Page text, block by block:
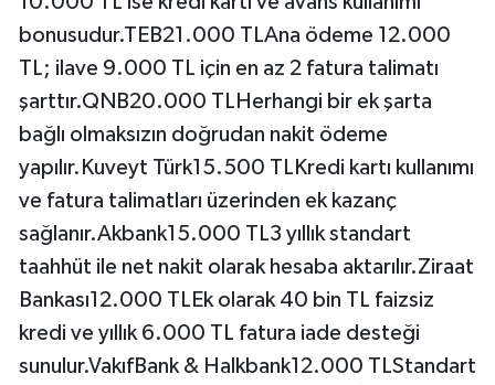
bonusudur.TEB21.000 TLAna ödeme 12.000
TL; ilave 9.000 TL için en az 2 fatura talimatı
şarttır.QNB20.000 TLHerhangi bir ek şarta
bağlı olmaksızın doğrudan nakit ödeme
yapılır.Kuveyt Türk15.500 TLKredi kartı kullanımı
ve fatura talimatları üzerinden ek kazanç
sağlanır.Akbank15.000 TL3 yıllık standart
taahhüt ile net nakit olarak hesaba aktarılır.Ziraat
Bankası12.000 TLEk olarak 40 bin TL faizsiz
kredi ve yıllık 6.000 TL fatura iade desteği
sunulur.VakıfBank & Halkbank12.000 TLStandart